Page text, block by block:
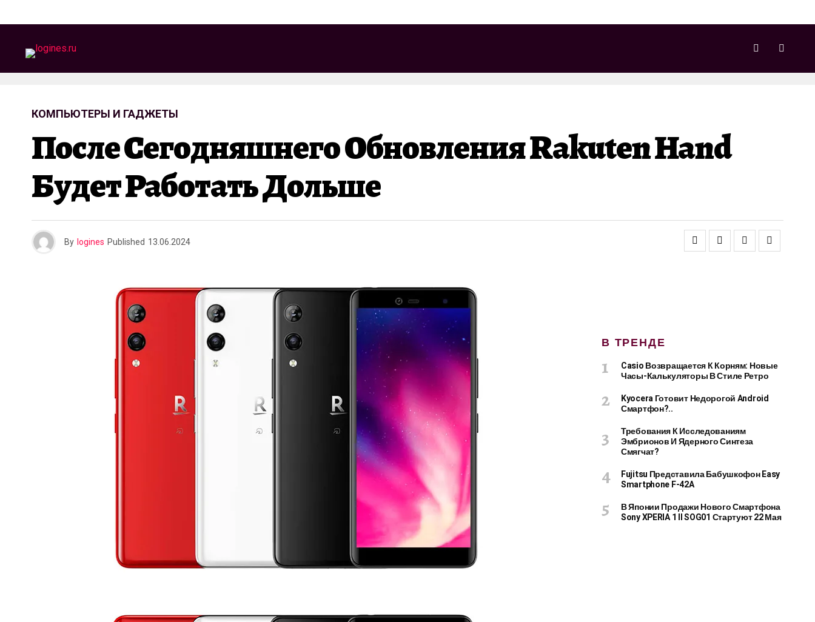
КОМПЬЮТЕРЫ И ГАДЖЕТЫ
После Сегодняшнего Обновления Rakuten Hand
Будет Работать Дольше
By logines Published 13.06.2024
В ТРЕНДЕ
Casio Возвращается К Корням: Новые
Часы-Калькуляторы В Стиле Ретро
Kyocera Готовит Недорогой Android
Смартфон?..
Требования К Исследованиям
Эмбрионов И Ядерного Синтеза
Смягчат?
Fujitsu Представила Бабушкофон Easy
Smartphone F-42A
В Японии Продажи Нового Смартфона
Sony XPERIA 1 II SOG01 Стартуют 22 Мая